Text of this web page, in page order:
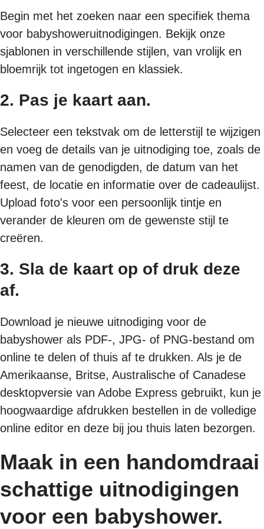
Begin met het zoeken naar een specifiek thema
voor babyshoweruitnodigingen. Bekijk onze
sjablonen in verschillende stijlen, van vrolijk en
bloemrijk tot ingetogen en klassiek.
2. Pas je kaart aan.
Selecteer een tekstvak om de letterstijl te wijzigen
en voeg de details van je uitnodiging toe, zoals de
namen van de genodigden, de datum van het
feest, de locatie en informatie over de cadeaulijst.
Upload foto's voor een persoonlijk tintje en
verander de kleuren om de gewenste stijl te
creëren.
3. Sla de kaart op of druk deze
af.
Download je nieuwe uitnodiging voor de
babyshower als PDF-, JPG- of PNG-bestand om
online te delen of thuis af te drukken. Als je de
Amerikaanse, Britse, Australische of Canadese
desktopversie van Adobe Express gebruikt, kun je
hoogwaardige afdrukken bestellen in de volledige
online editor en deze bij jou thuis laten bezorgen.
Maak in een handomdraai
schattige uitnodigingen
voor een babyshower.